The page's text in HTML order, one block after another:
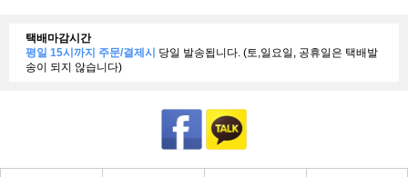
택배마감시간
평일 15시까지 주문/결제시 당일 발송됩니다. (토,일요일, 공휴일은 택배발
송이 되지 않습니다)